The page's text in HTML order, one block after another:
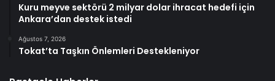
Kuru meyve sektörü 2 milyar dolar ihracat hedefi için
Ankara’dan destek istedi
Ağustos 7, 2026
Tokat’ta Taşkın Önlemleri Destekleniyor